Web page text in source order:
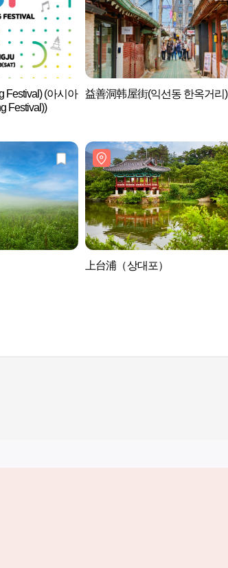
Festival) (아시아
Festival))
益善洞韩屋街(익선동 한옥거리)
上台浦（상대포）